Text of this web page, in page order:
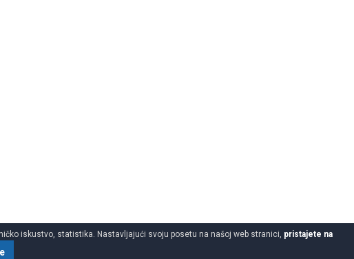
iskustvo, statistika. Nastavljajući svoju posetu na našoj web stranici, pristajete na